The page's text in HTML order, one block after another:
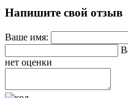
Напишите свой отзыв
Ваше имя:
нет оценки